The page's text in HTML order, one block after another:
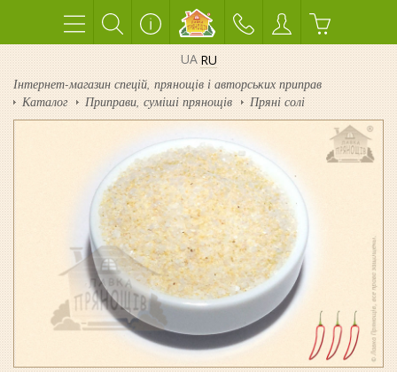
UA RU
Інтернет-магазин спецій, прянощів і авторських приправ
Каталог
Приправи, суміші прянощів Пряні солі